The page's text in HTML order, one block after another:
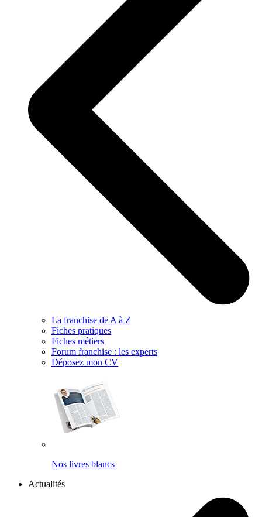
La franchise de A à Z
Fiches pratiques
Fiches métiers
Forum franchise : les experts
Déposez mon CV
Nos livres blancs
Actualités